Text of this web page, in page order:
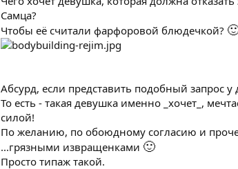
Самца?
Чтобы её считали фарфоровой блюдечкой?
Абсурд, если представить подобный запрос у
То есть - такая девушка именно _хочет_,
силой!
По желанию, по обоюдному согласию и
...грязными извращенками 🙂
Просто типаж такой.